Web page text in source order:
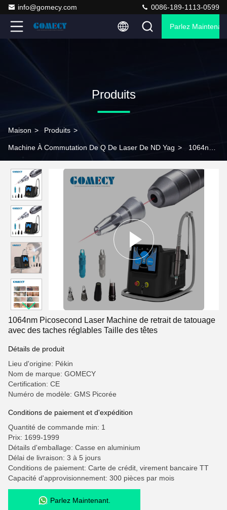
info@gomecy.com 0086-189-1113-0599
Parlez
Produits
Maison > Produits >
Machine À Commutation De Q De Laser De ND Yag > 1064nm
taches réglables Taille des têtes
1064nm Picosecond Laser Machine de retrait de tatouage
avec des taches réglables Taille des têtes
Détails de produit
Lieu d'origine: Pékin
Nom de marque: GOMECY
Certification: CE
Numéro de modèle: GMS Picorée
Conditions de paiement et d'expédition
Quantité de commande min: 1
Prix: 1699-1999
Détails d'emballage: Casse en aluminium
Délai de livraison: 3 à 5 jours
Conditions de paiement: Carte de crédit, virement bancaire TT
Capacité d'approvisionnement: 300 pièces par mois
Parlez Maintenant.